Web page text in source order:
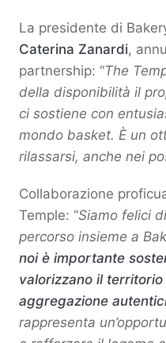
La presidente di
Caterina Zanardi,
partnership: “The
della disponibilità il
ci sostiene con
mondo basket. È un
rilassarsi, anche nei
Collaborazione
Temple: “Siamo felici
percorso insieme a
noi è importante
valorizzano il
aggregazione
rappresenta